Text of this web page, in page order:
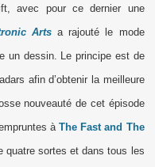
avec pour ce dernier une
Artsa rajouté le mode
un dessin. Le principe est de
afin d’obtenir la meilleure
nouveauté de cet épisode
àThe Fast and The
quatre sortes et dans tous les